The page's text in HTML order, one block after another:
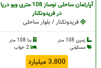
آپارتمان ساحلی نوساز 108 متری ویو دریا
در فریدونکنار
فریدونکنار / بلوار ساحلی
زمین 108 متر
بنا 108 متر
مسکونی
3.800 میلیارد